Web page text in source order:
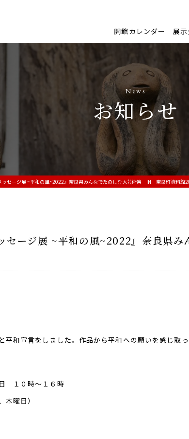
開館カレンダー 展
News
お知らせ
ッセージ展 ~平和の風~2022』奈良県みんなでたのしむ大芸術祭 IN 奈良町資料館
ッセージ展 ~平和の風~2022』奈良
平和宣言をしました。作品から平和への願いを感じ取っ
１０時～１６時
木曜日）